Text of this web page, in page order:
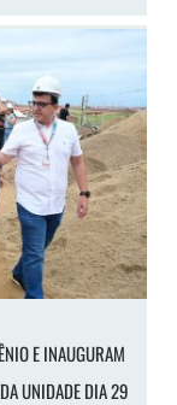
E INAUGURAM
UNIDADE DIA 29